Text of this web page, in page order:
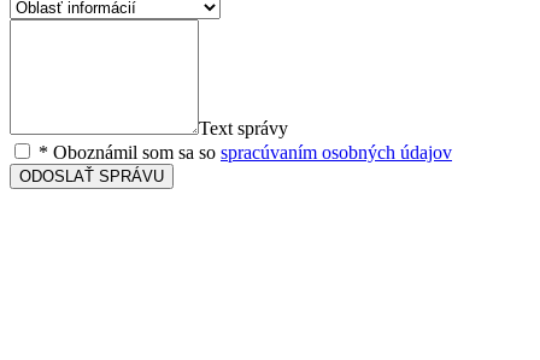
Text správy
* Oboznámil som sa so spracúvaním osobných údajov
ODOSLAŤ SPRÁVU